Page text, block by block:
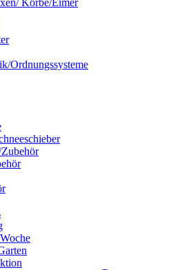
Körbe/Eimer
Ordnungssysteme